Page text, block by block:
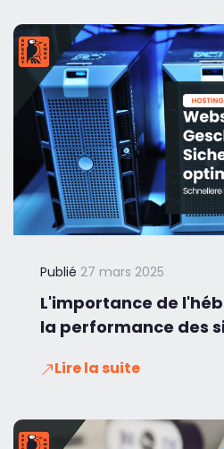
Publié 27 mars 2025
L'importance de
la performance des
Lire la suite